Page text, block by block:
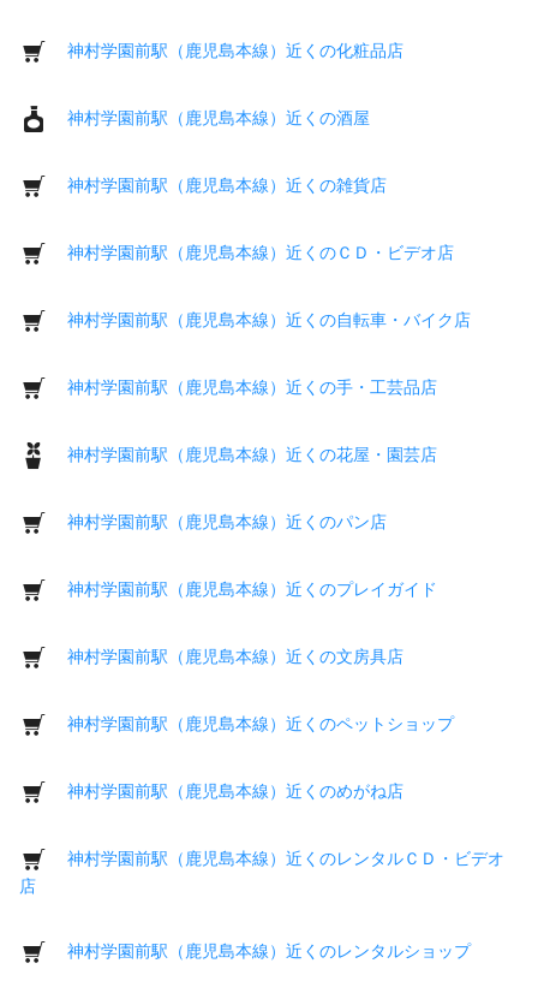
神村学園前駅（鹿児島本線）近くの化粧品店
神村学園前駅（鹿児島本線）近くの酒屋
神村学園前駅（鹿児島本線）近くの雑貨店
神村学園前駅（鹿児島本線）近くのＣＤ・ビデオ店
神村学園前駅（鹿児島本線）近くの自転車・バイク店
神村学園前駅（鹿児島本線）近くの手・工芸品店
神村学園前駅（鹿児島本線）近くの花屋・園芸店
神村学園前駅（鹿児島本線）近くのパン店
神村学園前駅（鹿児島本線）近くのプレイガイド
神村学園前駅（鹿児島本線）近くの文房具店
神村学園前駅（鹿児島本線）近くのペットショップ
神村学園前駅（鹿児島本線）近くのめがね店
神村学園前駅（鹿児島本線）近くのレンタルＣＤ・ビデオ
店
神村学園前駅（鹿児島本線）近くのレンタルショップ